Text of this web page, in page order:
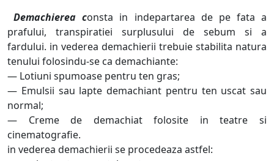
Demachierea consta in indepartarea de pe fata a
prafului, transpiratiei surplusului de sebum si a
fardului. in vederea demachierii trebuie stabilita natura
tenului folosindu-se ca demachiante:
— Lotiuni spumoase pentru ten gras;
— Emulsii sau lapte demachiant pentru ten uscat sau
normal;
— Creme de demachiat folosite in teatre si
cinematografie.
in vederea demachierii se procedeaza astfel: